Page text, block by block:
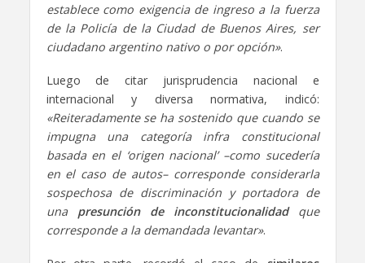
establece como exigencia de ingreso a la fuerza
de la Policía de la Ciudad de Buenos Aires, ser
ciudadano argentino nativo o por opción».
Luego de citar jurisprudencia nacional e
internacional y diversa normativa, indicó:
«Reiteradamente se ha sostenido que cuando se
impugna una categoría infra constitucional
basada en el ‘origen nacional’ –como sucedería
en el caso de autos– corresponde considerarla
sospechosa de discriminación y portadora de
una presunción de inconstitucionalidadque
corresponde a la demandada levantar».